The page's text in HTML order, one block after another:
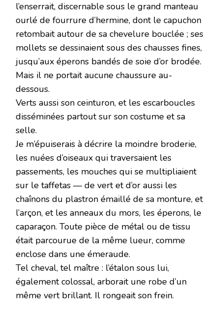
l’enserrait, discernable sous le grand manteau
ourlé de fourrure d’hermine, dont le capuchon
retombait autour de sa chevelure bouclée ; ses
mollets se dessinaient sous des chausses fines,
jusqu’aux éperons bandés de soie d’or brodée.
Mais il ne portait aucune chaussure au-
dessous.
Verts aussi son ceinturon, et les escarboucles
disséminées partout sur son costume et sa
selle.
Je m’épuiserais à décrire la moindre broderie,
les nuées d’oiseaux qui traversaient les
passements, les mouches qui se multipliaient
sur le taffetas — de vert et d’or aussi les
chaînons du plastron émaillé de sa monture, et
l’arçon, et les anneaux du mors, les éperons, le
caparaçon. Toute pièce de métal ou de tissu
était parcourue de la même lueur, comme
enclose dans une émeraude.
Tel cheval, tel maître : l’étalon sous lui,
également colossal, arborait une robe d’un
même vert brillant. Il rongeait son frein.